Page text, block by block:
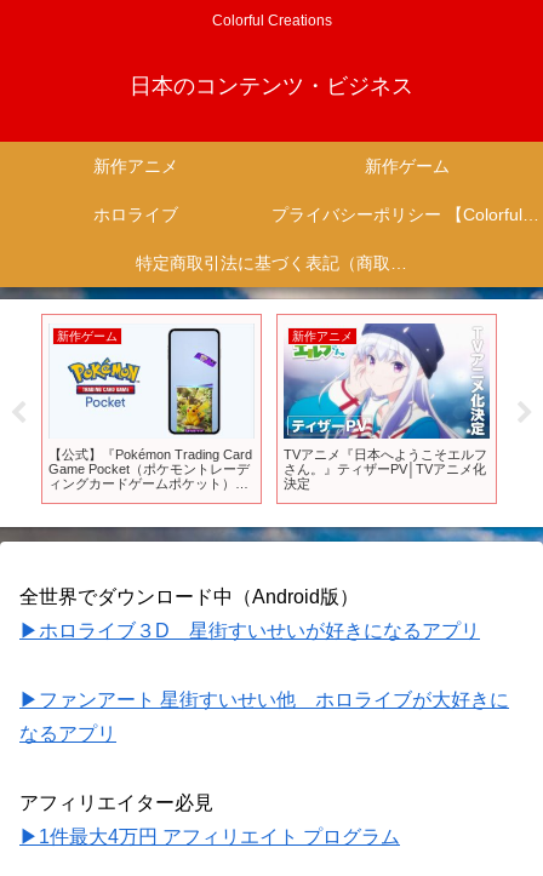
Colorful Creations
日本のコンテンツ・ビジネス
新作アニメ 新作ゲーム
ホロライブ プライバシーポリシー 【Colorful Creation】
特定商取引法に基づく表記（商取引に関する開示）
新作ゲーム
【公式】『Pokémon Trading Card
Game Pocket（ポケモントレーデ
ィングカードゲームポケット）』
新作アニメ
TVアニメ『日本へようこそエルフ
さん。』ティザーPV│TVアニメ化
決定
全世界でダウンロード中（Android版）
▶ホロライブ３D 星街すいせいが好きになるアプリ
▶ファンアート 星街すいせい他 ホロライブが大好きに
なるアプリ
アフィリエイター必見
▶1件最大4万円 アフィリエイト プログラム